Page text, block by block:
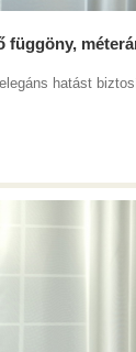
függöny,
hatást